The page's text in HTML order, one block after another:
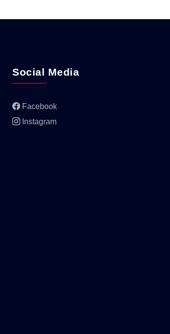
Social Media
Facebook
Instagram